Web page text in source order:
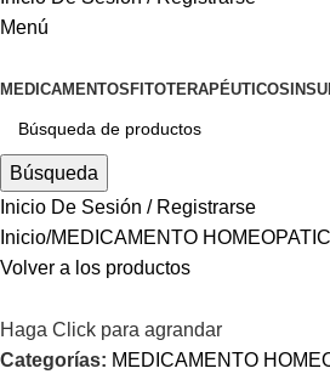
Menú
MEDICAMENTOS FITOTERAPÉUTICOS
Búsqueda
Inicio De Sesión / Registrarse
Inicio MEDICAMENTO
Volver a los productos
Haga Click para agrandar
Categorías: MEDICAMENTO